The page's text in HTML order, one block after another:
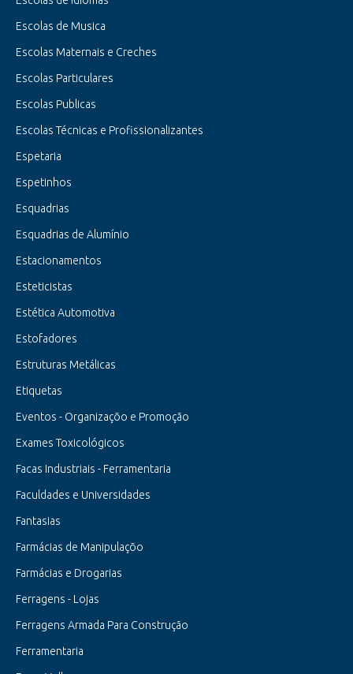
Escolas de Musica
Escolas Maternais e Creches
Escolas Particulares
Escolas Publicas
Escolas Técnicas e Profissionalizantes
Espetaria
Espetinhos
Esquadrias
Esquadrias de Alumínio
Estacionamentos
Esteticistas
Estética Automotiva
Estofadores
Estruturas Metálicas
Etiquetas
Eventos - Organizaçõo e Promoção
Exames Toxicológicos
Facas Industriais - Ferramentaria
Faculdades e Universidades
Fantasias
Farmácias de Manipulaçõo
Farmácias e Drogarias
Ferragens - Lojas
Ferragens Armada Para Construção
Ferramentaria